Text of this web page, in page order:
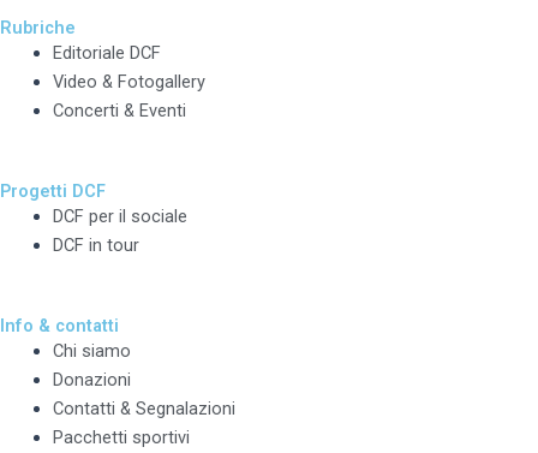
Rubriche
Editoriale DCF
Video & Fotogallery
Concerti & Eventi
Progetti DCF
DCF per il sociale
DCF in tour
Info & contatti
Chi siamo
Donazioni
Contatti & Segnalazioni
Pacchetti sportivi